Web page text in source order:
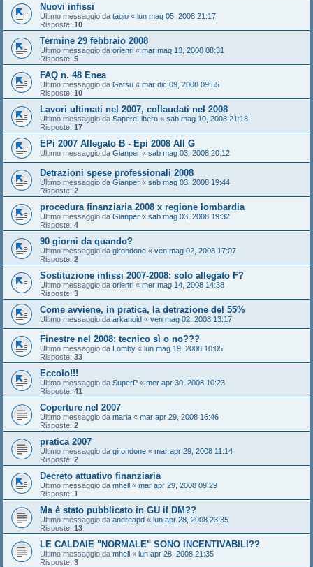
Nuovi infissi
Ultimo messaggio da tagio « lun mag 05, 2008 21:17
Risposte: 10
Termine 29 febbraio 2008
Ultimo messaggio da orienri « mar mag 13, 2008 08:31
Risposte: 5
FAQ n. 48 Enea
Ultimo messaggio da Gatsu « mar dic 09, 2008 09:55
Risposte: 10
Lavori ultimati nel 2007, collaudati nel 2008
Ultimo messaggio da SapereLibero « sab mag 10, 2008 21:18
Risposte: 17
EPi 2007 Allegato B - Epi 2008 All G
Ultimo messaggio da Gianper « sab mag 03, 2008 20:12
Detrazioni spese professionali 2008
Ultimo messaggio da Gianper « sab mag 03, 2008 19:44
Risposte: 2
procedura finanziaria 2008 x regione lombardia
Ultimo messaggio da Gianper « sab mag 03, 2008 19:32
Risposte: 4
90 giorni da quando?
Ultimo messaggio da girondone « ven mag 02, 2008 17:07
Risposte: 2
Sostituzione infissi 2007-2008: solo allegato F?
Ultimo messaggio da orienri « mer mag 14, 2008 14:38
Risposte: 3
Come avviene, in pratica, la detrazione del 55%
Ultimo messaggio da arkanoid « ven mag 02, 2008 13:17
Finestre nel 2008: tecnico sì o no???
Ultimo messaggio da Lomby « lun mag 19, 2008 10:05
Risposte: 33
Eccolo!!!
Ultimo messaggio da SuperP « mer apr 30, 2008 10:23
Risposte: 41
Coperture nel 2007
Ultimo messaggio da maria « mar apr 29, 2008 16:46
Risposte: 2
pratica 2007
Ultimo messaggio da girondone « mar apr 29, 2008 11:14
Risposte: 2
Decreto attuativo finanziaria
Ultimo messaggio da mhell « mar apr 29, 2008 09:29
Risposte: 1
Ma è stato pubblicato in GU il DM??
Ultimo messaggio da andreapd « lun apr 28, 2008 23:35
Risposte: 13
LE CALDAIE "NORMALE" SONO INCENTIVABILI??
Ultimo messaggio da mhell « lun apr 28, 2008 21:35
Risposte: 3